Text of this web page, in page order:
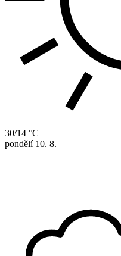
30/14 °C
pondělí 10. 8.